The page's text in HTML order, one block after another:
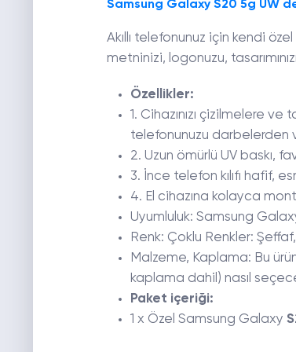
Samsung Galaxy S20 5g UW
Akıllı telefonunuz için kendi
metninizi, logonuzu,
Özellikler:
1. Cihazınızı çizilmelere ve
telefonunuzu darbelerden
2. Uzun ömürlü UV baskı,
3. İnce telefon kılıfı hafif,
4. El cihazına kolayca
Uyumluluk: Samsung
Renk: Çoklu Renkler:
Malzeme, Kaplama: Bu ürün
kaplama dahil) nasıl
Paket içeriği:
1 x Özel Samsung Galaxy